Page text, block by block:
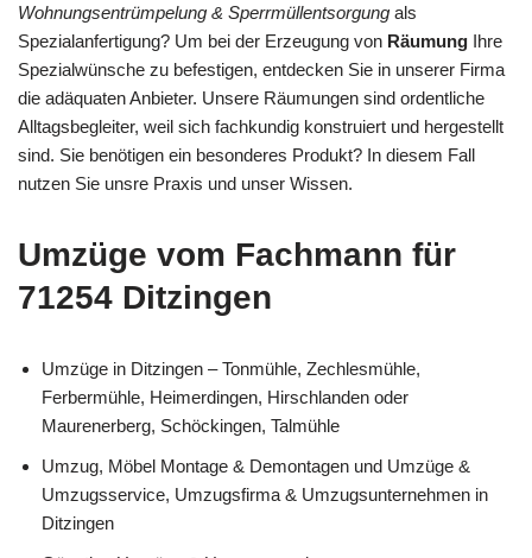
Wohnungsentrümpelung & Sperrmüllentsorgung als
Spezialanfertigung? Um bei der Erzeugung von Räumung Ihre
Spezialwünsche zu befestigen, entdecken Sie in unserer Firma
die adäquaten Anbieter. Unsere Räumungen sind ordentliche
Alltagsbegleiter, weil sich fachkundig konstruiert und hergestellt
sind. Sie benötigen ein besonderes Produkt? In diesem Fall
nutzen Sie unsre Praxis und unser Wissen.
Umzüge vom Fachmann für
71254 Ditzingen
Umzüge in Ditzingen – Tonmühle, Zechlesmühle,
Ferbermühle, Heimerdingen, Hirschlanden oder
Maurenerberg, Schöckingen, Talmühle
Umzug, Möbel Montage & Demontagen und Umzüge &
Umzugsservice, Umzugsfirma & Umzugsunternehmen in
Ditzingen